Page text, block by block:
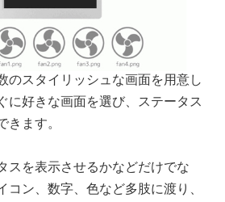
スタイリッシュな画面を用意し
に好きな画面を選び、ステータス
きます。
を表示させるかなどだけでな
コン、数字、色など多肢に渡り、